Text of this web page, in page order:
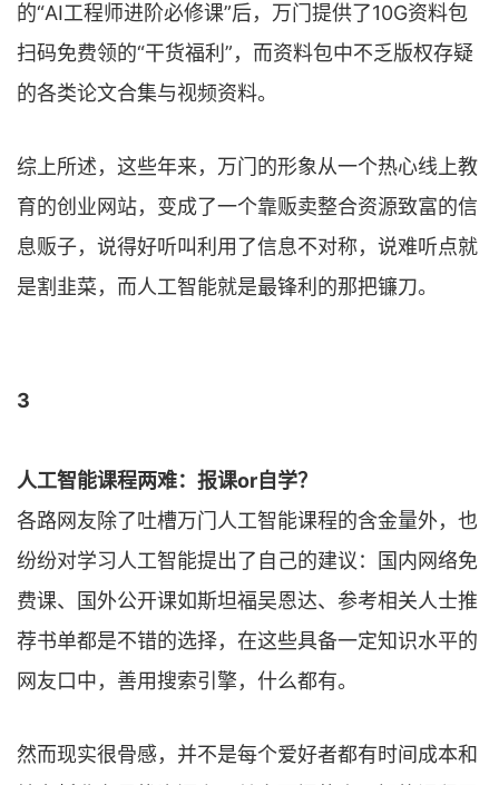
的“AI工程师进阶必修课”后，万门提供了10G资料包
扫码免费领的“干货福利”，而资料包中不乏版权存疑
的各类论文合集与视频资料。
综上所述，这些年来，万门的形象从一个热心线上教
育的创业网站，变成了一个靠贩卖整合资源致富的信
息贩子，说得好听叫利用了信息不对称，说难听点就
是割韭菜，而人工智能就是最锋利的那把镰刀。
3
人工智能课程两难：报课or自学？
各路网友除了吐槽万门人工智能课程的含金量外，也
纷纷对学习人工智能提出了自己的建议：国内网络免
费课、国外公开课如斯坦福吴恩达、参考相关人士推
荐书单都是不错的选择，在这些具备一定知识水平的
网友口中，善用搜索引擎，什么都有。
然而现实很骨感，并不是每个爱好者都有时间成本和